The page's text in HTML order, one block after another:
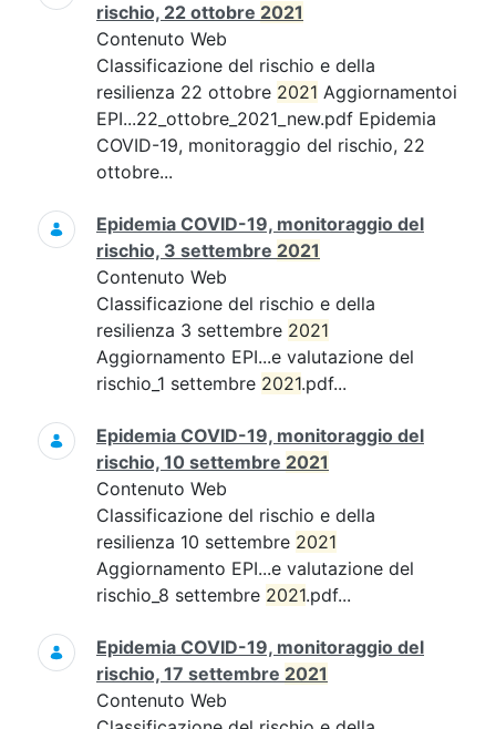
rischio, 22 ottobre 2021
Contenuto Web
Classificazione del rischio e della
resilienza 22 ottobre 2021 Aggiornamentoi
EPI...22_ottobre_2021_new.pdf Epidemia
COVID-19, monitoraggio del rischio, 22
ottobre...
Epidemia COVID-19, monitoraggio del
rischio, 3 settembre 2021
Contenuto Web
Classificazione del rischio e della
resilienza 3 settembre 2021
Aggiornamento EPI...e valutazione del
rischio_1 settembre 2021.pdf...
Epidemia COVID-19, monitoraggio del
rischio, 10 settembre 2021
Contenuto Web
Classificazione del rischio e della
resilienza 10 settembre 2021
Aggiornamento EPI...e valutazione del
rischio_8 settembre 2021.pdf...
Epidemia COVID-19, monitoraggio del
rischio, 17 settembre 2021
Contenuto Web